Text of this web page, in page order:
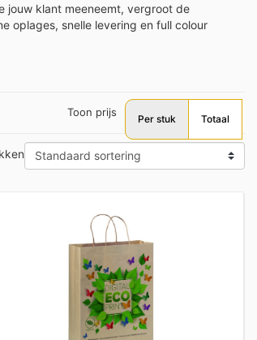
jouw klant meeneemt, vergroot de
oplages, snelle levering en full colour
Toon prijs
Per stuk Totaal